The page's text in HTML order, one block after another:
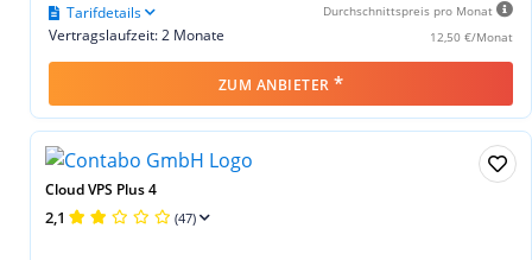
Durchschnittspreis pro Monat
12,50 €/Monat
Vertragslaufzeit: 2 Monate
Tarifdetails
ZUM ANBIETER *
Cloud VPS Plus 4
2,1 (47)